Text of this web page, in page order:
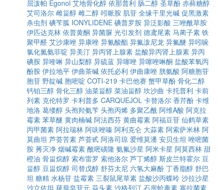
屈泼帕 Egonol 艾地骨化醇 依那普利 肠二醇 圣草酚 赤藓糖醇
艾司洛尔 雌甾醇 雌二醇 吲哌胺 肌苷 全缘干里光碱 促黑激素
杀虫剂 碘苄胍 IONYLIDENE 碘普罗胺 异泛影酸 三唑酰草胺
伊匹达克林 依普黄酮 异菌脲 光引发剂 德鸢尾素 马蔺子素 铁
聚甲醛 艾沙康唑 异康唑 异氰酸酯 异氟泼尼龙 异氟醚 异吲哚
氯化氮氨菲啶 异美汀 异丙肾上腺素 盐酸异丙肾上腺素 异丙
碘胺 异喹啉 异山梨醇 异硫蓝 异噻唑 异噻唑啉酮 盐酸苯氧丙
酚胺 伊拉地平 伊曲茶碱 依托必利 伊曲康唑 胱氨酸 阿糖胞苷
胞苷 野靛碱 胞嘧啶 COTI-219 卡巴他赛 蟹甲草酚 骨化二醇
钙铂三醇 骨化三醇 油菜甾醇 菜油甾醇 坎沙曲 卡托普利 卡前
列素 克伦特罗 卡利普多 CARQUEJOL 卡替洛尔 香芹酚 卡维
地洛 葛缕醇 头孢羟氨苄 头孢丙烯 多聚乙酰 阿维A酸 阿克拉
霉素 苯草醚 黄肉楠碱 阿法西芬 黄曲霉素 阿福豆苷 仙鹤草素
丙甲菌素 阿拉瑞林 阿呋唑嗪 阿利克仑 大蒜素 阿索萨米林 阿
莫曲坦 芦荟苦素 芦荟甙 阿洛司琼 爱维莫潘 安贝生坦 唑嘧菌
胺 莠灭净 烟碱霉素 酰嘧磺隆 氨氟沙星 阿米卡星 阿莫西林 甜
橙油 骨甾烷醇 索布雷罗 索他洛尔 芦丁烯醇 斯皮兰特霍尔 豆
甾醇 豆甾烷醇 司替戊醇 舒芬太尼 六氢大麻酚 丁香脂醇 舒巴
坦 糖精 水杨苷 盐霉素 三裂鼠尾草素 盐酸沙丙蝶呤 沙拉沙星
沙立佐坦 菝葜皂苷元 蒜头素 沙格列汀 石房蛤毒素 塞拉菌素